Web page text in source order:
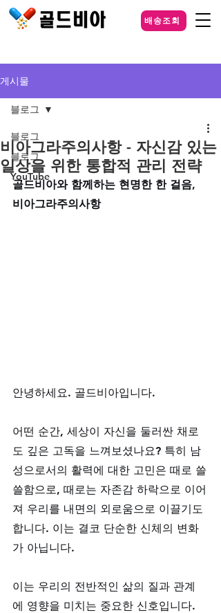
배송조회
게시물
블로그
블로그
YouTube
블로그
비아그라주의사항 - 자신감 있는
일상을 위한 통합적 관리 전략
골드비아와 함께하는 현명한 한 걸음,
비아그라주의사항
안녕하세요. 골드비아입니다.
어떤 순간, 세상이 자신을 둘러싼 채로
도 깊은 고독을 느껴보셨나요? 특히 남
성으로서의 활력에 대한 고민은 때로 쓸
쓸함으로, 때로는 자존감 하락으로 이어
져 우리를 내면의 외로움으로 이끌기도
합니다. 이는 결코 단순한 신체의 변화
가 아닙니다.
이는 우리의 전반적인 삶의 질과 관계
에 영향을 미치는 중요한 신호입니다.